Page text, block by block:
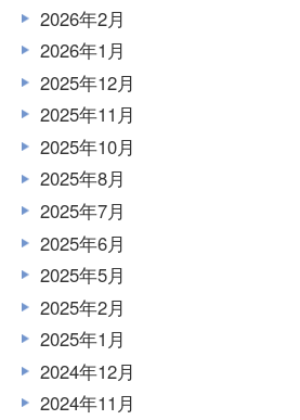
2026年2月
2026年1月
2025年12月
2025年11月
2025年10月
2025年8月
2025年7月
2025年6月
2025年5月
2025年2月
2025年1月
2024年12月
2024年11月